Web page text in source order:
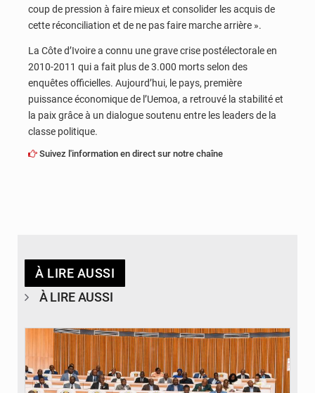
coup de pression à faire mieux et consolider les acquis de
cette réconciliation et de ne pas faire marche arrière ».
La Côte d’Ivoire a connu une grave crise postélectorale en
2010-2011 qui a fait plus de 3.000 morts selon des
enquêtes officielles. Aujourd’hui, le pays, première
puissance économique de l’Uemoa, a retrouvé la stabilité et
la paix grâce à un dialogue soutenu entre les leaders de la
classe politique.
Suivez l'information en direct sur notre chaîne
À LIRE AUSSI
À LIRE AUSSI